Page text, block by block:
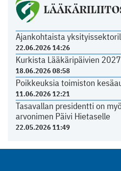
Ajankohtaista
22.06.2026 14:26
Kurkista Lääkäripäivien
18.06.2026 08:58
Poikkeuksia toimiston
11.06.2026 12:21
Tasavallan presidentti on
arvonimen Päivi Hietaselle
22.05.2026 11:49